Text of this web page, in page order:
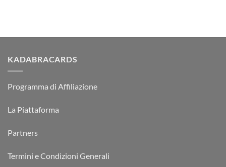
KADABRACARDS
Programma di Affiliazione
La Piattaforma
Partners
Termini e Condizioni Generali